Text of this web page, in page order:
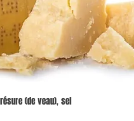
(de veau), sel